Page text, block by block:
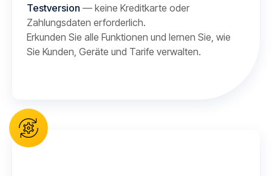
Testversion — keine Kreditkarte oder
Zahlungsdaten erforderlich.
Erkunden Sie alle Funktionen und lernen Sie, wie
Sie Kunden, Geräte und Tarife verwalten.